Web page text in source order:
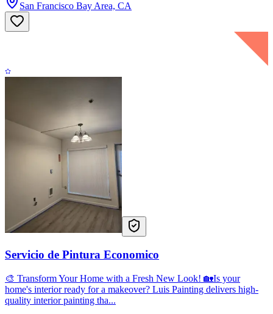
San Francisco Bay Area, CA
Servicio de Pintura Economico
🎨 Transform Your Home with a Fresh New Look! 🏡Is your
home's interior ready for a makeover? Luis Painting delivers high-
quality interior painting tha...